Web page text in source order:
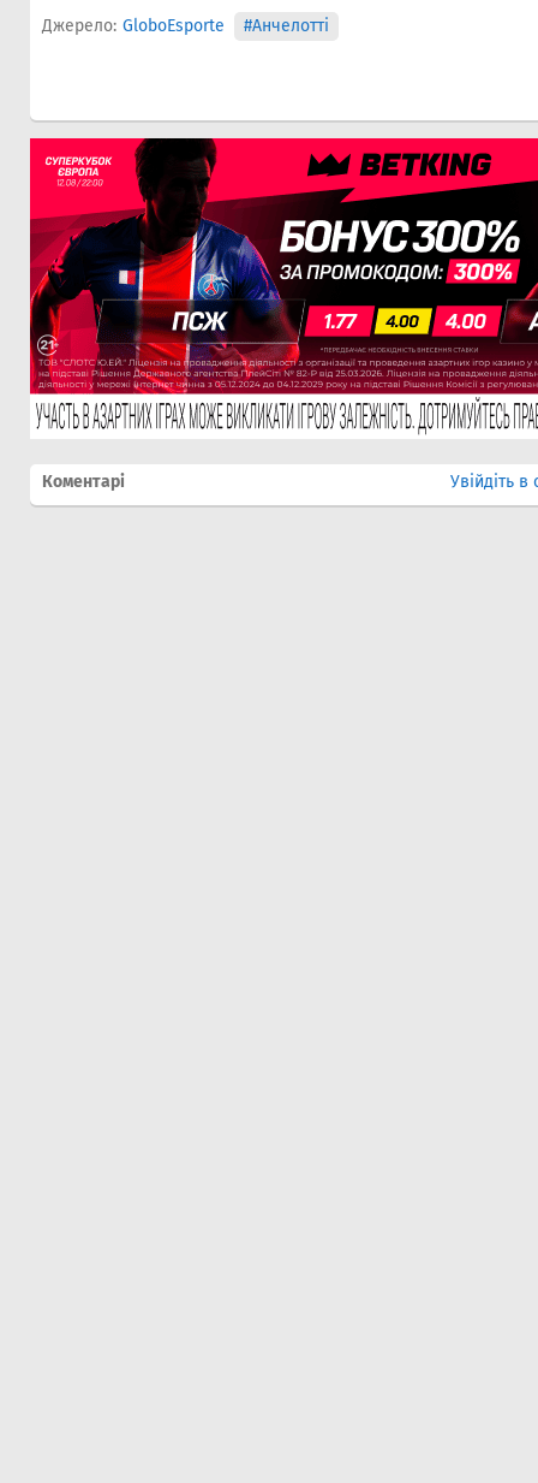
Джерело: GloboEsporte #Анчелотті
Коментарі Увійдіть в